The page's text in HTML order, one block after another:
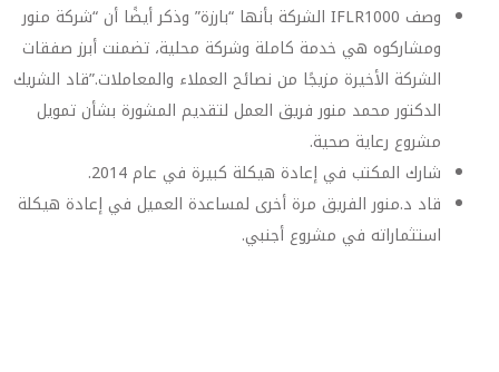
وصف IFLR1000 الشركة بأنها “بارزة” وذكر أيضًا أن “شركة منور
ومشاركوه هي خدمة كاملة وشركة محلية، تضمنت أبرز صفقات
الشركة الأخيرة مزيجًا من نصائح العملاء والمعاملات.”قاد الشريك
الدكتور محمد منور فريق العمل لتقديم المشورة بشأن تمويل
مشروع رعاية صحية.
شارك المكتب في إعادة هيكلة كبيرة في عام 2014.
قاد د.منور الفريق مرة أخرى لمساعدة العميل في إعادة هيكلة
استثماراته في مشروع أجنبي.